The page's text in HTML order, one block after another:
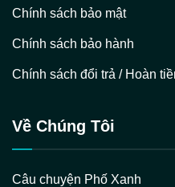
Chính sách bảo mật
Chính sách bảo hành
Chính sách đổi trả / Hoàn
Về Chúng Tôi
Câu chuyện Phố Xanh